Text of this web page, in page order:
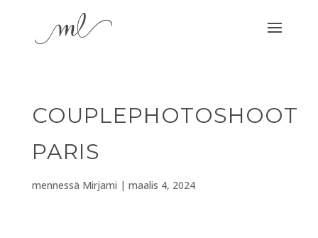
COUPLEPHOTOSHOOT
PARIS
mennessä Mirjami | maalis 4, 2024